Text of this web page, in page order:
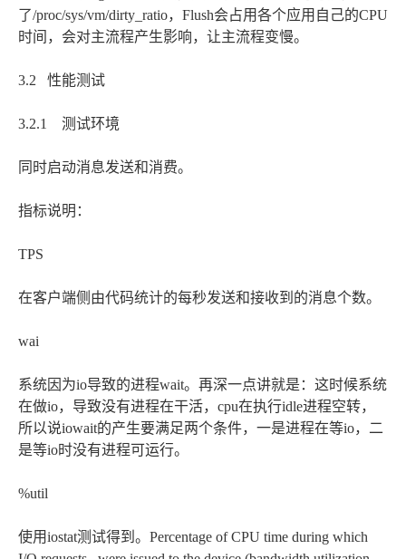
了/proc/sys/vm/dirty_ratio，Flush会占用各个应用自己的CPU
时间，会对主流程产生影响，让主流程变慢。
3.2 性能测试
3.2.1 测试环境
同时启动消息发送和消费。
指标说明：
TPS
在客户端侧由代码统计的每秒发送和接收到的消息个数。
wai
系统因为io导致的进程wait。再深一点讲就是：这时候系统
在做io，导致没有进程在干活，cpu在执行idle进程空转，
所以说iowait的产生要满足两个条件，一是进程在等io，二
是等io时没有进程可运行。
%util
使用iostat测试得到。Percentage of CPU time during which